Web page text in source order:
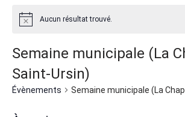
Aucun résultat trouvé.
Semaine municipale (La
Saint-Ursin)
Évènements Semaine municipale (La